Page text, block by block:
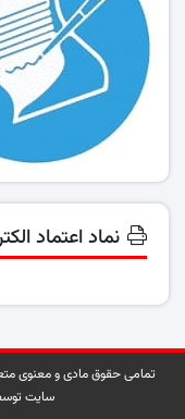
نماد اعتماد
تمامی حقوق مادی و معنوی
سایت